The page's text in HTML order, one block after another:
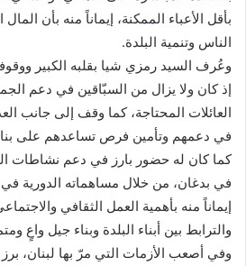
بأقل الأعباء الممكنة، إيماناً منه بأن
الناس وتنمية البلدة.
وعُرف السيد رمزي شيا بقلبه الكبير
إذ كان ولا يزال من السبّاقين في دعم
العائلات المحتاجة، كما وقف إلى جانب
في دعمهم وتأمين فرص تساعدهم على
كما كان له حضور بارز في دعم نشاطات
في بدغان، من خلال مساهماته الدورية في
إيماناً منه بأهمية العمل الثقافي
والترابط بين أبناء البلدة وبناء جيل واعٍ
وفي أصعب الأزمات التي مرّ بها لبنان،